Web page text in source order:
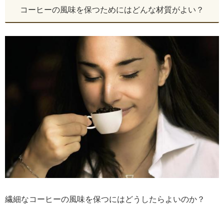
コーヒーの風味を保つためにはどんな材質がよい？
繊細なコーヒーの風味を保つにはどうしたらよいのか？